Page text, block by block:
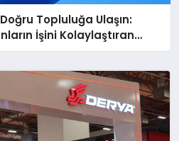
Topluluğa Ulaşın:
İşini Kolaylaştıran